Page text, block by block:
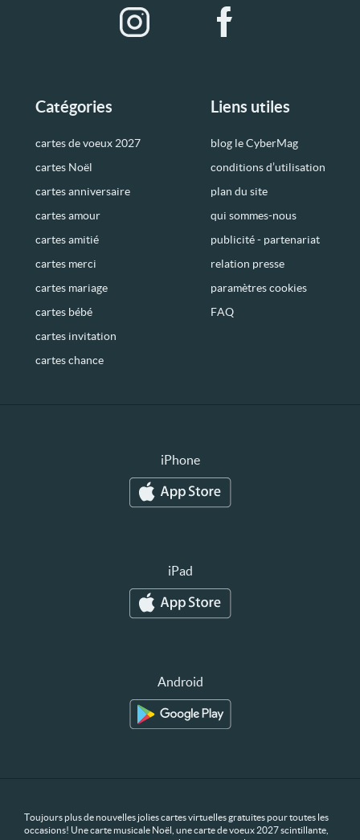
Catégories
cartes de voeux 2027
cartes Noël
cartes anniversaire
cartes amour
cartes amitié
cartes merci
cartes mariage
cartes bébé
cartes invitation
cartes chance
Liens utiles
blog le CyberMag
conditions d’utilisation
plan du site
qui sommes-nous
publicité - partenariat
relation presse
paramètres cookies
FAQ
iPhone
iPad
Android
Toujours plus de nouvelles jolies cartes virtuelles gratuites pour toutes les
occasions! Une carte musicale Noël, une carte de voeux 2027 scintillante,